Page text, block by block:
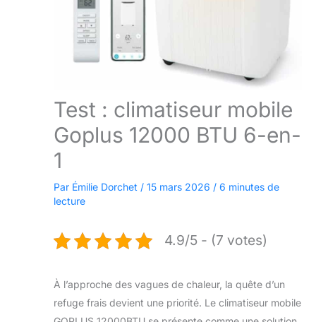
Test : climatiseur mobile
Goplus 12000 BTU 6-en-
1
Par Émilie Dorchet / 15 mars 2026 / 6 minutes de
lecture
4.9/5 - (7 votes)
À l’approche des vagues de chaleur, la quête d’un
refuge frais devient une priorité. Le climatiseur mobile